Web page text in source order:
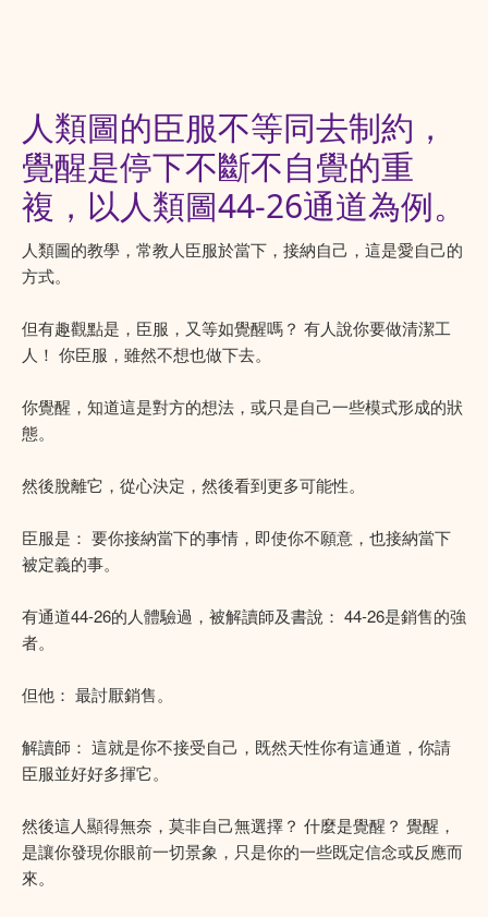
人類圖的臣服不等同去制約，
覺醒是停下不斷不自覺的重
複，以人類圖44-26通道為例。
人類圖的教學，常教人臣服於當下，接納自己，這是愛自己的
方式。
但有趣觀點是，臣服，又等如覺醒嗎？ 有人說你要做清潔工
人！ 你臣服，雖然不想也做下去。
你覺醒，知道這是對方的想法，或只是自己一些模式形成的狀
態。
然後脫離它，從心決定，然後看到更多可能性。
臣服是： 要你接納當下的事情，即使你不願意，也接納當下
被定義的事。
有通道44-26的人體驗過，被解讀師及書說： 44-26是銷售的強
者。
但他： 最討厭銷售。
解讀師： 這就是你不接受自己，既然天性你有這通道，你請
臣服並好好多揮它。
然後這人顯得無奈，莫非自己無選擇？ 什麼是覺醒？ 覺醒，
是讓你發現你眼前一切景象，只是你的一些既定信念或反應而
來。